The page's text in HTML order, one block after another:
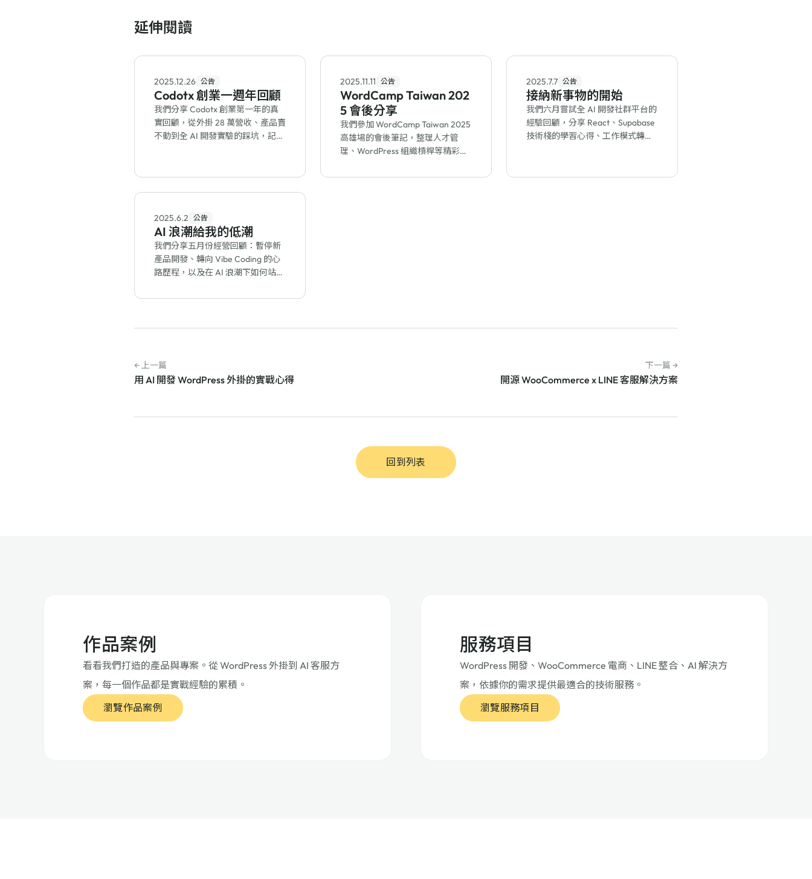
延伸閱讀
2025.12.26 公告
Codotx 創業一週年回顧
我們分享 Codotx 創業第一年的真
實回顧，從外掛 28 萬營收、產品賣
不動到全 AI 開發實驗的踩坑，記錄
2025.11.11 公告
WordCamp Taiwan 202
5 會後分享
我們參加 WordCamp Taiwan 2025
高雄場的會後筆記，整理人才管
理、WordPress 組織槓桿等精彩場
群交流收穫。
2025.7.7 公告
接納新事物的開始
我們六月嘗試全 AI 開發社群平台的
經驗回顧，分享 React、Supabase
技術棧的學習心得、工作模式轉
2025.6.2 公告
AI 浪潮給我的低潮
我們分享五月份經營回顧：暫停新
產品開發、轉向 Vibe Coding 的心
路歷程，以及在 AI 浪潮下如何站穩
的反思。
← 上一篇
用 AI 開發 WordPress 外掛的實戰心得
下一篇 →
開源 WooCommerce x LINE 客服解決方案
回到列表
作品案例
看看我們打造的產品與專案。從 WordPress 外掛到 AI 客服方
案，每一個作品都是實戰經驗的累積。
瀏覽作品案例
服務項目
WordPress 開發、WooCommerce 電商、LINE 整合、AI 解決方
案，依據你的需求提供最適合的技術服務。
瀏覽服務項目